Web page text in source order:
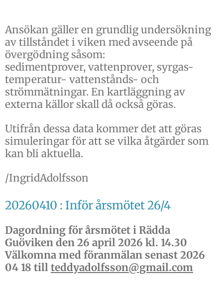
Ansökan gäller en grundlig undersökning
av tillståndet i viken med avseende på
övergödning såsom:
sedimentprover, vattenprover, syrgas-
temperatur- vattenstånds- och
strömmätningar. En kartläggning av
externa källor skall då också göras.
Utifrån dessa data kommer det att göras
simuleringar för att se vilka åtgärder som
kan bli aktuella.
/IngridAdolfsson
20260410 : Inför årsmötet 26/4
Dagordning för årsmötet i Rädda
Guöviken den 26 april 2026 kl. 14.30
Välkomna med föranmälan senast 2026
04 18 tillteddyadolfsson@gmail.com